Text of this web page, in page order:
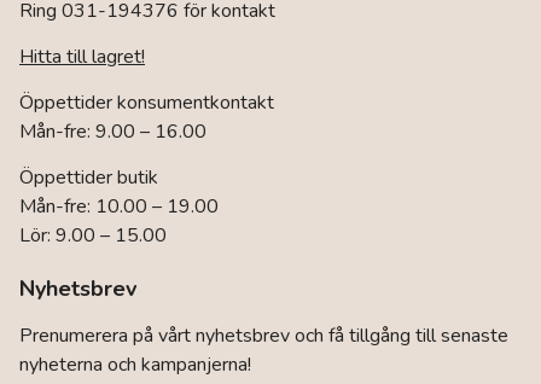
Ring 031-194376 för kontakt
Hitta till lagret!
Öppettider konsumentkontakt
Mån-fre: 9.00 – 16.00
Öppettider butik
Mån-fre: 10.00 – 19.00
Lör: 9.00 – 15.00
Nyhetsbrev
Prenumerera på vårt nyhetsbrev och få tillgång till senaste
nyheterna och kampanjerna!